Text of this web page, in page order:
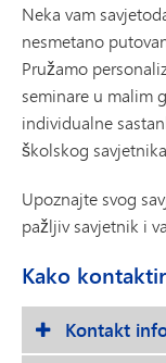
Neka vam
nesmetano
Pružamo
seminare u malim
individualne
školskog
Upoznajte svog
pažljiv savjetnik i
Kako
Kontakt